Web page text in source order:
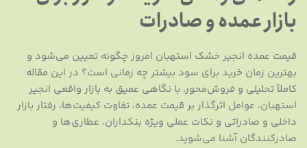
بازار عمده و صادرات
قیمت عمده انجیر خشک استهبان امروز چگونه تعیین می‌شود و
بهترین زمان خرید برای سود بیشتر چه زمانی است؟ در این مقاله
کاملاً تحلیلی و فروش‌محور، با نگاهی عمیق به بازار واقعی انجیر
استهبان، عوامل اثرگذار بر قیمت عمده، تفاوت کیفیت‌ها، رفتار بازار
داخلی و صادراتی و نکات عملی ویژه بنکداران، عطاری‌ها و
صادرکنندگان آشنا می‌شوید.